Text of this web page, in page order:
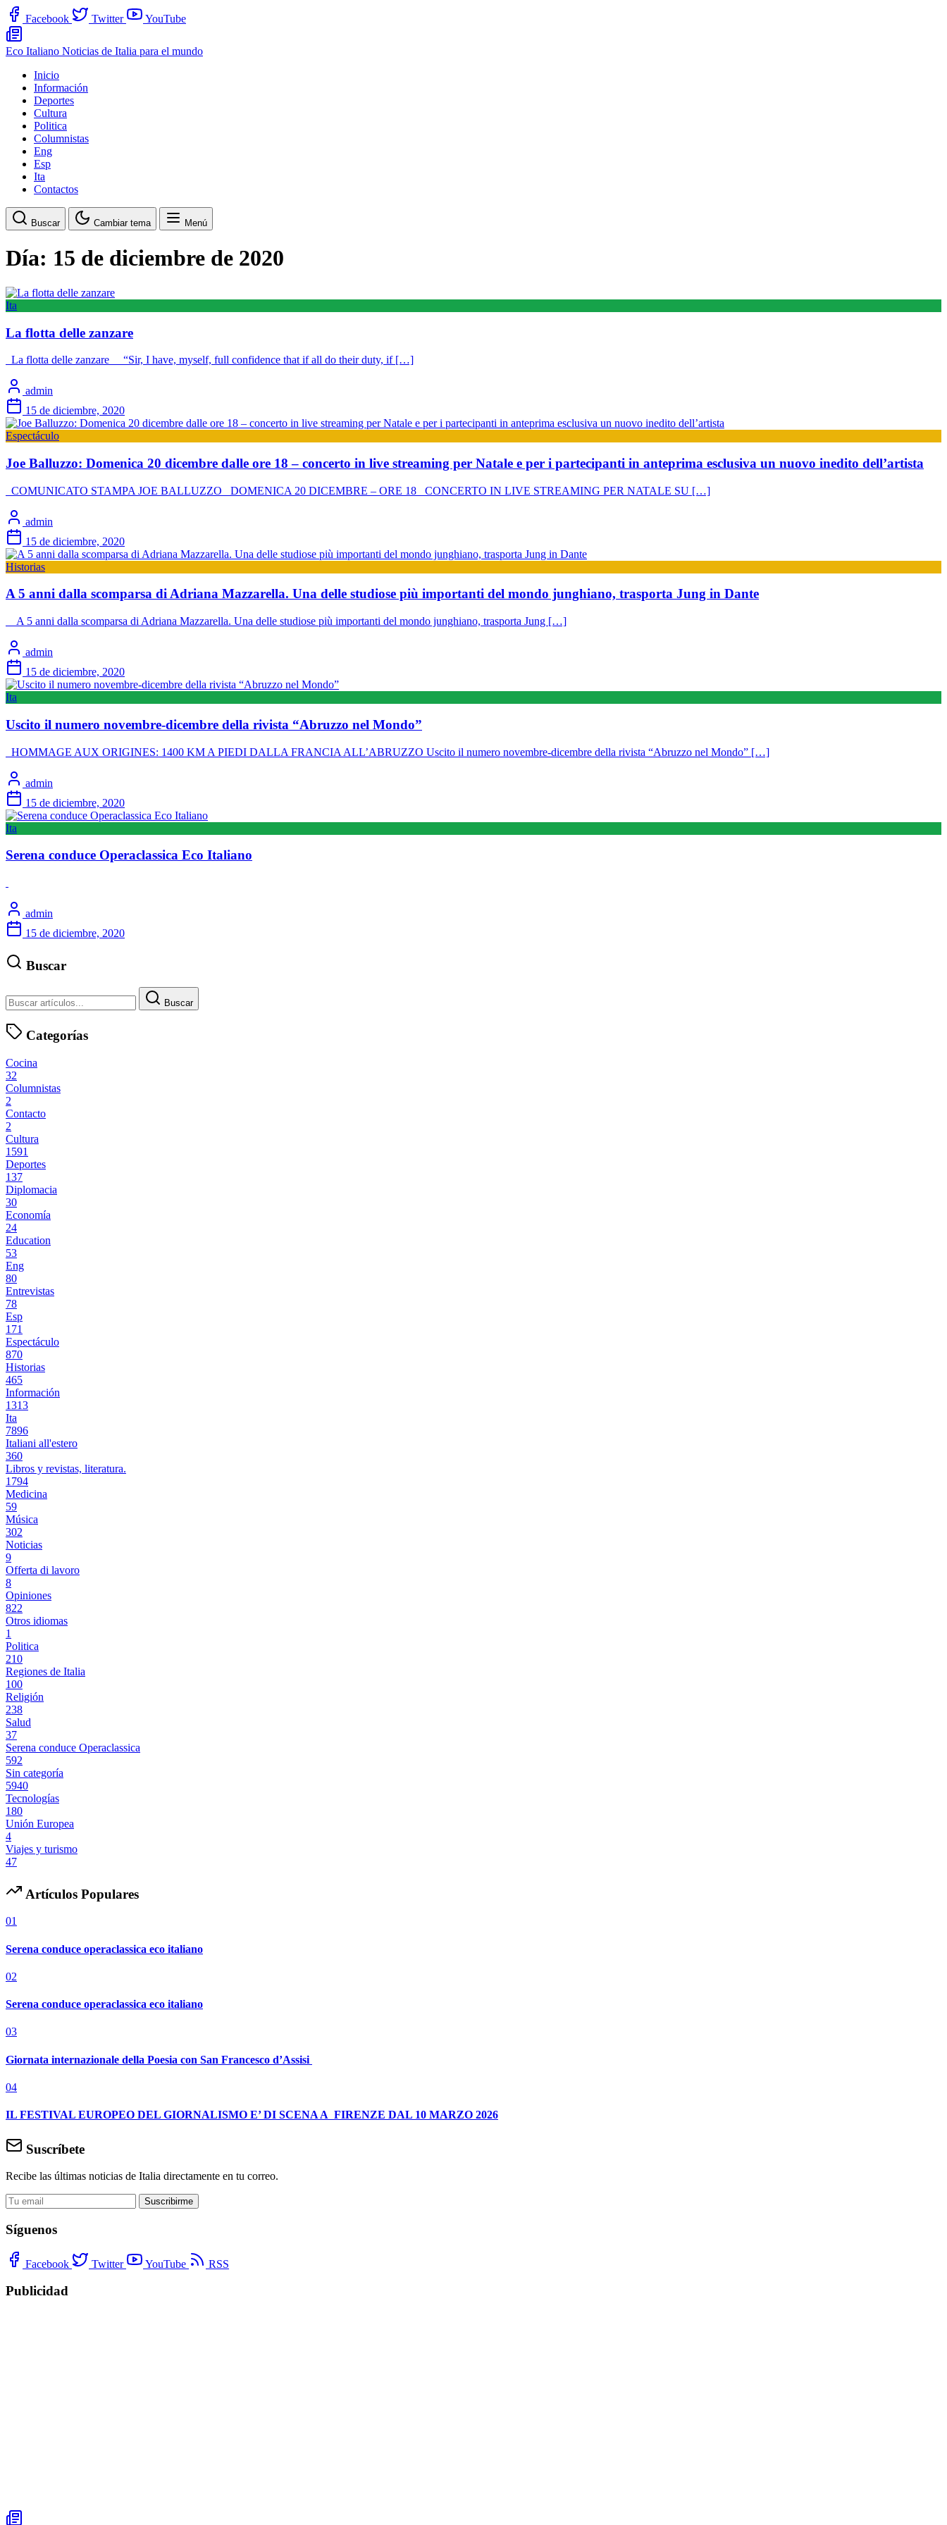
Facebook Twitter YouTube
Eco Italiano Noticias de Italia para el mundo
Inicio
Información
Deportes
Cultura
Politica
Columnistas
Eng
Esp
Ita
Contactos
Buscar Cambiar tema Menú
Día: 15 de diciembre de 2020
Ita
La flotta delle zanzare
La flotta delle zanzare “Sir, I have, myself, full confidence that if all do their duty, if […]
admin
15 de diciembre, 2020
Espectáculo
Joe Balluzzo: Domenica 20 dicembre dalle ore 18 – concerto in live streaming per Natale e per i partecipanti in anteprima esclusiva un nuovo inedito dell’artista
COMUNICATO STAMPA JOE BALLUZZO DOMENICA 20 DICEMBRE – ORE 18 CONCERTO IN LIVE STREAMING PER NATALE SU […]
admin
15 de diciembre, 2020
Historias
A 5 anni dalla scomparsa di Adriana Mazzarella. Una delle studiose più importanti del mondo junghiano, trasporta Jung in Dante
A 5 anni dalla scomparsa di Adriana Mazzarella. Una delle studiose più importanti del mondo junghiano, trasporta Jung […]
admin
15 de diciembre, 2020
Ita
Uscito il numero novembre-dicembre della rivista “Abruzzo nel Mondo”
HOMMAGE AUX ORIGINES: 1400 KM A PIEDI DALLA FRANCIA ALL’ABRUZZO Uscito il numero novembre-dicembre della rivista “Abruzzo nel Mondo” […]
admin
15 de diciembre, 2020
Ita
Serena conduce Operaclassica Eco Italiano
admin
15 de diciembre, 2020
Buscar
Buscar
Categorías
Cocina
32
Columnistas
2
Contacto
2
Cultura
1591
Deportes
137
Diplomacia
30
Economía
24
Education
53
Eng
80
Entrevistas
78
Esp
171
Espectáculo
870
Historias
465
Información
1313
Ita
7896
Italiani all'estero
360
Libros y revistas, literatura.
1794
Medicina
59
Música
302
Noticias
9
Offerta di lavoro
8
Opiniones
822
Otros idiomas
1
Politica
210
Regiones de Italia
100
Religión
238
Salud
37
Serena conduce Operaclassica
592
Sin categoría
5940
Tecnologías
180
Unión Europea
4
Viajes y turismo
47
Artículos Populares
01
Serena conduce operaclassica eco italiano
02
Serena conduce operaclassica eco italiano
03
Giornata internazionale della Poesia con San Francesco d’Assisi
04
IL FESTIVAL EUROPEO DEL GIORNALISMO E’ DI SCENA A FIRENZE DAL 10 MARZO 2026
Suscríbete
Recibe las últimas noticias de Italia directamente en tu correo.
Suscribirme
Síguenos
Facebook Twitter YouTube RSS
Publicidad